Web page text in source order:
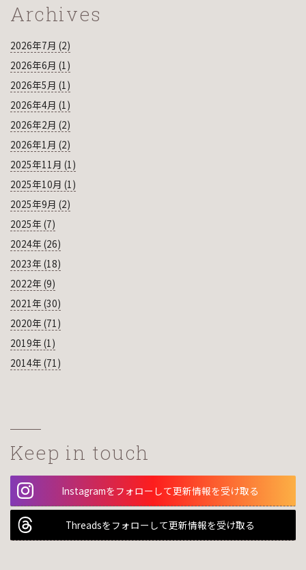
Archives
2026年7月 (2)
2026年6月 (1)
2026年5月 (1)
2026年4月 (1)
2026年2月 (2)
2026年1月 (2)
2025年11月 (1)
2025年10月 (1)
2025年9月 (2)
2025年 (7)
2024年 (26)
2023年 (18)
2022年 (9)
2021年 (30)
2020年 (71)
2019年 (1)
2014年 (71)
Keep in touch
Instagramをフォローして更新情報を受け取る
Threadsをフォローして更新情報を受け取る